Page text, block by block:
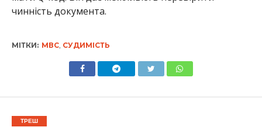
чинність документа.
МІТКИ: МВС, СУДИМІСТЬ
ТРЕШ